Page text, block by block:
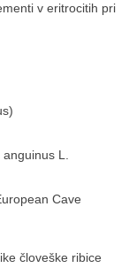
v eritrocitih pri
L.
Cave
človeške ribice